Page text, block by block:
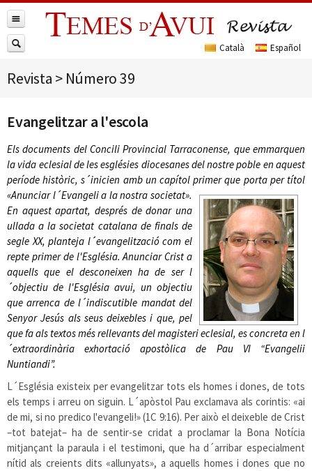
Revista > Número 39
Evangelitzar a l'escola
Els documents del Concili Provincial Tarraconense, que emmarquen
la vida eclesial de les esglésies diocesanes del nostre poble en aquest
període històric, s´inicien amb un capítol primer que porta per títol
«Anunciar l´Evangeli a lanostra societat».
En aquest apartat, després de donar una
ullada a la societat catalana de finals de
segle XX, planteja l´evangelització com el
repte primer de l'Església. Anunciar Crist a
aquells que el desconeixen ha de ser l
´objectiu de l'Església avui, un objectiu
que arrenca de l´indiscutible mandat del
Senyor Jesús als seus deixebles i que, pel
que fa als textos més rellevants del magisteri eclesial, es concreta en l
´extraordinària exhortació apostòlica de Pau VI “Evangelii
Nuntiandi”.
L´Església existeix per evangelitzar tots els homes i dones, de tots
els temps i arreu on siguin. L´apòstol Pau exclamava als corintis: «ai
de mi, si no predico l'evangeli!» (1C 9:16). Per això el deixeble de Crist
–tot batejat– ha de sentir-se cridat a proclamar la Bona Notícia
mitjançant la paraula i el testimoni, que ha d´arribar especialment
nítid als creients dits «allunyats», a aquells homes i dones que no